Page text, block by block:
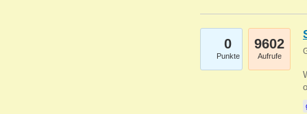
0
Punkte
9602
Aufrufe